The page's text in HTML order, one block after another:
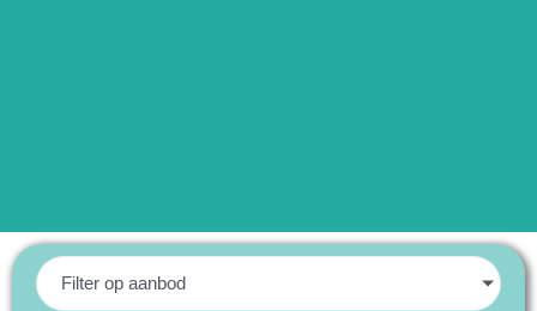
Filter op aanbod